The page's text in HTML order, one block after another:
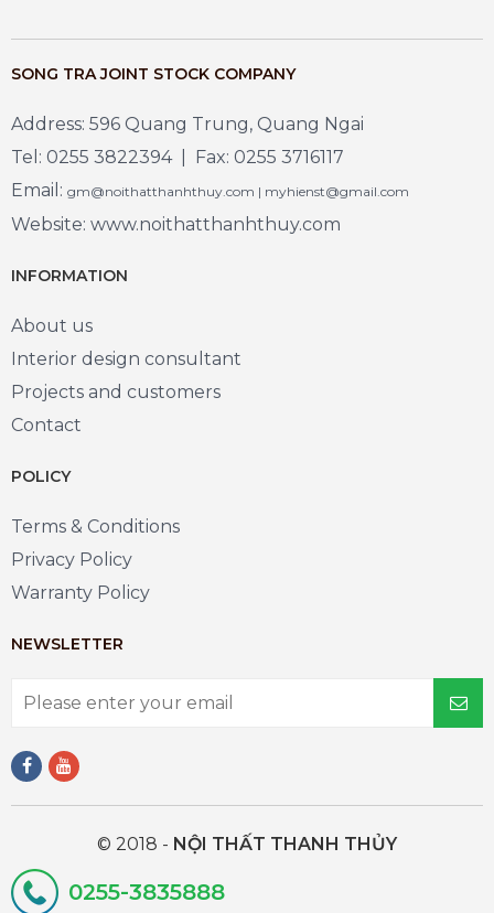
0255-3835888
SONG TRA JOINT STOCK COMPANY
Address: 596 Quang Trung, Quang Ngai
Tel: 0255 3822394 | Fax: 0255 3716117
Email: gm@noithatthanhthuy.com | myhienst@gmail.com
Website: www.noithatthanhthuy.com
INFORMATION
About us
Interior design consultant
Projects and customers
Contact
POLICY
Terms & Conditions
Privacy Policy
Warranty Policy
NEWSLETTER
© 2018 - NỘI THẤT THANH THỦY